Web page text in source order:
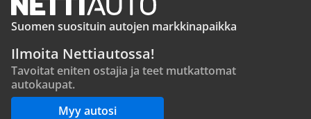
Suomen suosituin autojen markkinapaikka
Ilmoita Nettiautossa!
Tavoitat eniten ostajia ja teet mutkattomat
autokaupat.
Myy autosi